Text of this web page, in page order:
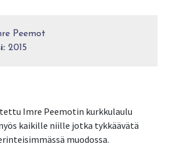
Peemot
2015
Imre Peemotin kurkkulaulu
kaikille niille jotka tykkäävätä
muodossa.